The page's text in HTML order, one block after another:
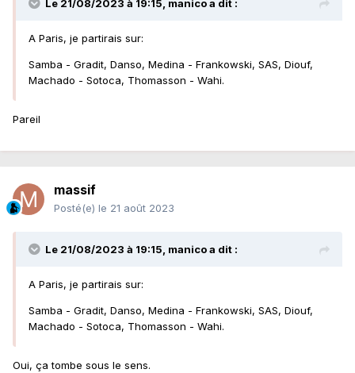
Le 21/08/2023 à 19:15, manicoa dit :
A Paris, je partirais sur:
Samba - Gradit, Danso, Medina - Frankowski, SAS, Diouf,
Machado - Sotoca, Thomasson - Wahi.
Pareil
massif
Posté(e) le 21 août 2023
Le 21/08/2023 à 19:15, manicoa dit :
A Paris, je partirais sur:
Samba - Gradit, Danso, Medina - Frankowski, SAS, Diouf,
Machado - Sotoca, Thomasson - Wahi.
Oui, ça tombe sous le sens.